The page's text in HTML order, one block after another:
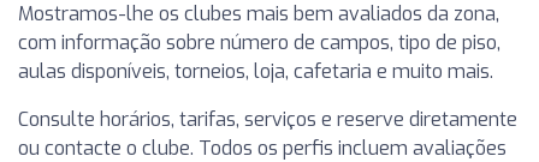
Mostramos-lhe os clubes mais bem avaliados da zona,
com informação sobre número de campos, tipo de piso,
aulas disponíveis, torneios, loja, cafetaria e muito mais.
Consulte horários, tarifas, serviços e reserve diretamente
ou contacte o clube. Todos os perfis incluem avaliações